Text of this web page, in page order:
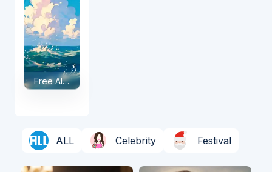
Free AI OnePiece Swap
ALL Celebrity Festival